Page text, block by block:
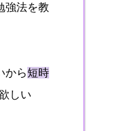
強法を教
から短時
しい